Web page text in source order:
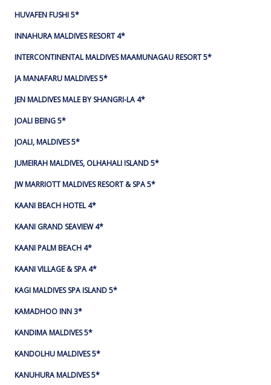
HUVAFEN FUSHI 5*
INNAHURA MALDIVES RESORT 4*
INTERCONTINENTAL MALDIVES MAAMUNAGAU RESORT 5*
JA MANAFARU MALDIVES 5*
JEN MALDIVES MALE BY SHANGRI-LA 4*
JOALI BEING 5*
JOALI, MALDIVES 5*
JUMEIRAH MALDIVES, OLHAHALI ISLAND 5*
JW MARRIOTT MALDIVES RESORT & SPA 5*
KAANI BEACH HOTEL 4*
KAANI GRAND SEAVIEW 4*
KAANI PALM BEACH 4*
KAANI VILLAGE & SPA 4*
KAGI MALDIVES SPA ISLAND 5*
KAMADHOO INN 3*
KANDIMA MALDIVES 5*
KANDOLHU MALDIVES 5*
KANUHURA MALDIVES 5*